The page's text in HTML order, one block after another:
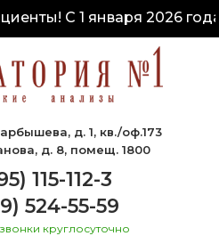
С 1 января 2026
д. 1, кв./оф.173
д. 8, помещ. 1800
115-112-3
524-55-59
круглосуточно